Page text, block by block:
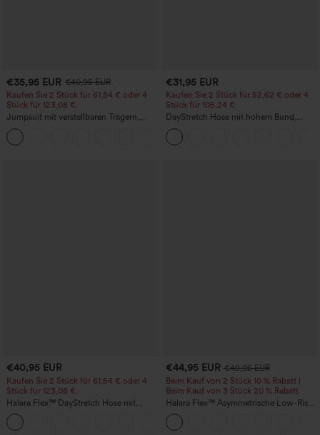
€35,95 EUR €40,95 EUR
Kaufen Sie 2 Stück für 61,54 € oder 4
Stück für 123,08 €.
Jumpsuit mit verstellbaren Trägern,
gerafftem Detail, weitem Bein und
meliertem Stoff, lässig, mit Taschen -
Easy Peezy
€31,95 EUR
Kaufen Sie 2 Stück für 52,62 € oder 4
Stück für 105,24 €.
DayStretch Hose mit hohem Bund,
Barrel-Leg und Taschen
€40,95 EUR
Kaufen Sie 2 Stück für 61,54 € oder 4
Stück für 123,08 €.
Halara Flex™ DayStretch Hose mit
mittlerer Bundhöhe, seitlicher
Reißverschlusstasche und
Work‑Flare‑Schnitt
€44,95 EUR €49,95 EUR
Beim Kauf von 2 Stück 10 % Rabatt |
Beim Kauf von 3 Stück 20 % Rabatt
Halara Flex™ Asymmetrische Low-Rise-
Jeans mit Reißverschlusstaschen,
Baggy-Stil, weitem Bein, gewaschen,
lässig